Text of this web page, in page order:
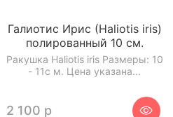
Галиотис Ирис (Haliotis iris)
полированный 10 см.
Ракушка Haliotis iris Размеры: 10
- 11с м. Цена указана...
2 100 р